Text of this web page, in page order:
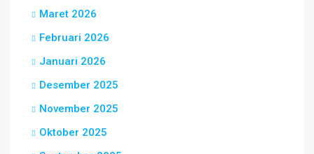
Maret 2026
Februari 2026
Januari 2026
Desember 2025
November 2025
Oktober 2025